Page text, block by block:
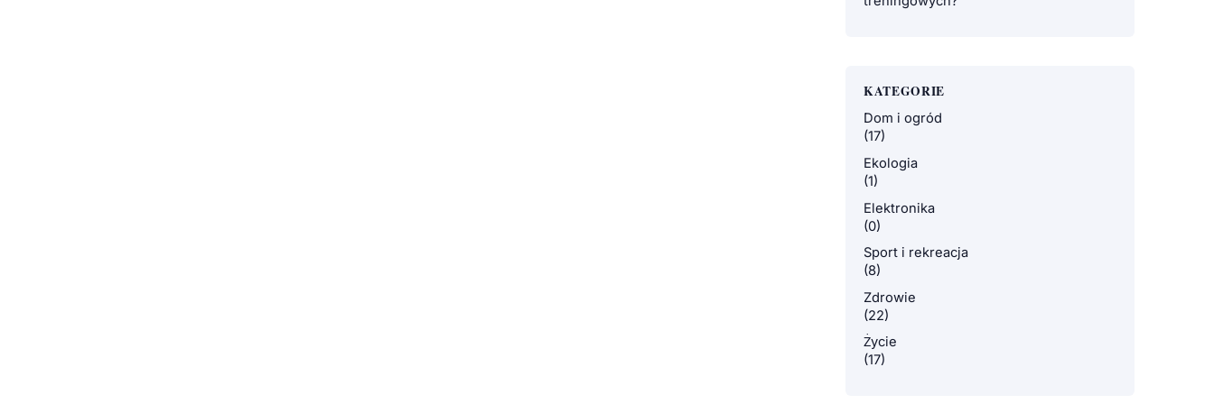
KATEGORIE
Dom i ogród
(17)
Ekologia
(1)
Elektronika
(0)
Sport i rekreacja
(8)
Zdrowie
(22)
Życie
(17)